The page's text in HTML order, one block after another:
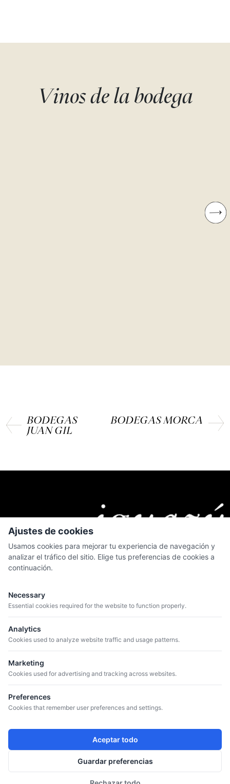
Vinos de la bodega
BODEGAS
JUAN GIL
BODEGAS MORCA
Quiénes somos
Catálogo
Bodegas
Blog
CONTACTO
info@iguazuvinos.com
DIRECCIÓN
Sant Just Desvern, Barcelona, Spain
SÍGUENOS
Twitter
Ajustes de cookies
Usamos cookies para mejorar tu experiencia de navegación y
analizar el tráfico del sitio. Elige tus preferencias de cookies a
continuación.
Necessary
Essential cookies required for the website to function properly.
Analytics
Cookies used to analyze website traffic and usage patterns.
Marketing
Cookies used for advertising and tracking across websites.
Preferences
Cookies that remember user preferences and settings.
Aceptar todo
Guardar preferencias